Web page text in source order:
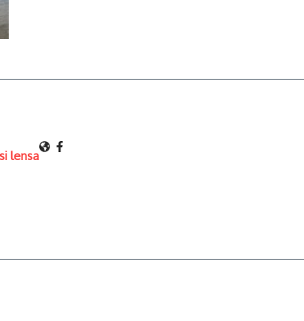
lensa